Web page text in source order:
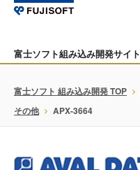
富士ソフト組み込み開発サイト
富士ソフト 組み込み開発 TOP
その他
APX-3664